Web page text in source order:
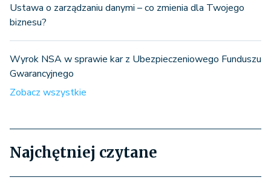
Ustawa o zarządzaniu danymi – co zmienia dla Twojego
biznesu?
Wyrok NSA w sprawie kar z Ubezpieczeniowego Funduszu
Gwarancyjnego
Zobacz wszystkie
Najchętniej czytane